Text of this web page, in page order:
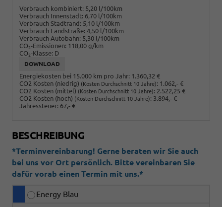
Verbrauch kombiniert: 5,20 l/100km
Verbrauch Innenstadt: 6,70 l/100km
Verbrauch Stadtrand: 5,10 l/100km
Verbrauch Landstraße: 4,50 l/100km
Verbrauch Autobahn: 5,30 l/100km
CO2-Emissionen: 118,00 g/km
CO2-Klasse: D
DOWNLOAD
Energiekosten bei 15.000 km pro Jahr: 1.360,32 €
CO2 Kosten (niedrig) (Kosten Durchschnitt 10 Jahre): 1.062,- €
CO2 Kosten (mittel) (Kosten Durchschnitt 10 Jahre): 2.522,25 €
CO2 Kosten (hoch) (Kosten Durchschnitt 10 Jahre): 3.894,- €
Jahressteuer: 67,- €
BESCHREIBUNG
*Terminvereinbarung! Gerne beraten wir Sie auch
bei uns vor Ort persönlich. Bitte vereinbaren Sie
dafür vorab einen Termin mit uns.*
Energy Blau